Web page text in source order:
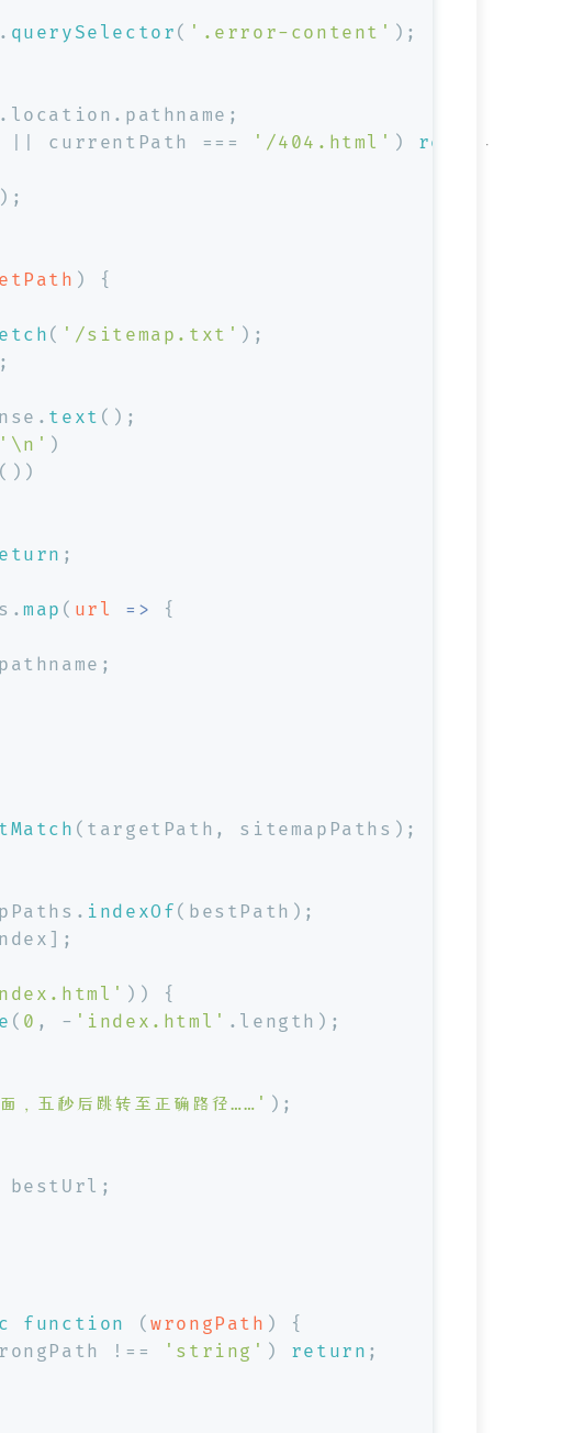
. querySelector ( '.error-content' );
. location . pathname ;
|| currentPath === '/404.html' ) return
) {
( '/sitemap.txt' );
;
text ();
'\n' )
())
;
map ( url =>
{
pathname ;
(targetPath, sitemapPaths);
indexOf (bestPath);
)) {
( 0 , - 'index.html' . length );
，五秒后跳转至正确路径……' );
bestUrl;
function (wrongPath ) {
!== 'string' ) return ;